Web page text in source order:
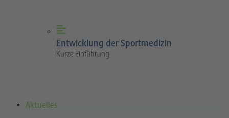
Entwicklung der Sportmedizin
Kurze Einführung
Aktuelles